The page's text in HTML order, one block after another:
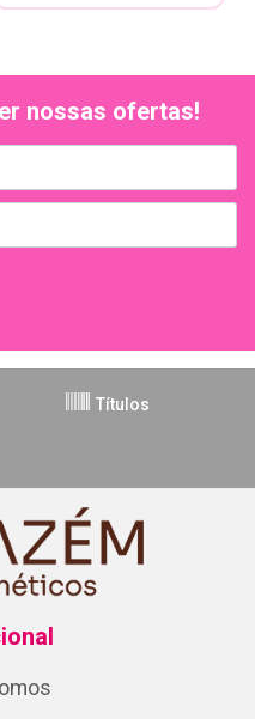
nossas ofertas!
Títulos